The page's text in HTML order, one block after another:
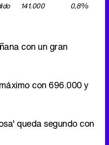
141.000 0,8%
con un gran
con 696.000 y
queda segundo con